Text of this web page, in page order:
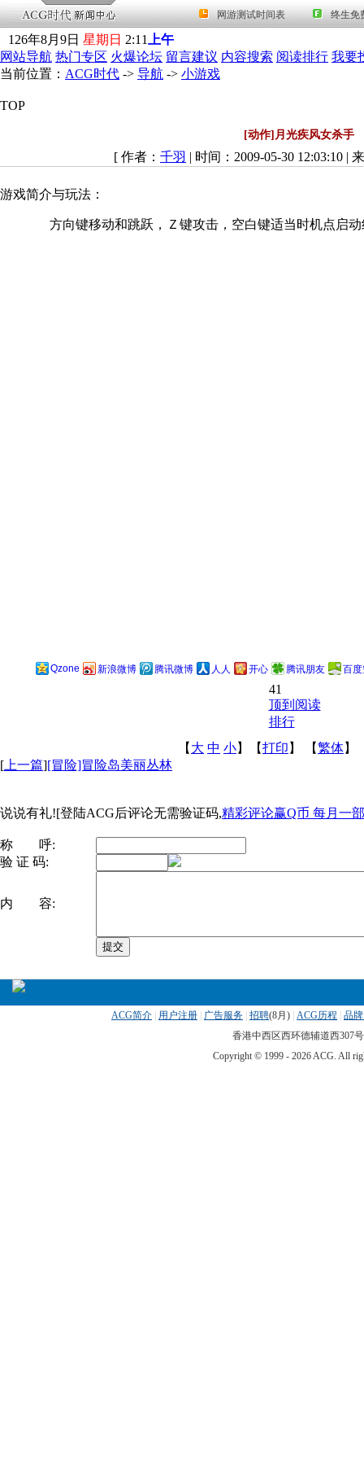
126年8月 9日 星期日 2:11
上午
网站导航 热门专区 火爆论坛 留言建议 内容搜索 阅读排行 我要
当前位置： ACG时代 -> 导航 -> 小游戏
TOP
[动作]月光疾风女杀手
[ 作者： 千羽 | 时间：2009-05-30 12:03:10 |
游戏简介与玩法：
方向键移动和跳跃，Ｚ键攻击，空白键适当时机点启
Qzone 新浪微博 腾讯微博 人人 开心 腾讯朋友 百
41
顶到阅读
排行
【 大 中 小】【打印 】 【繁体】
[ 上一篇][冒险]冒险岛美丽丛林
说说有礼![登陆ACG后评论无需验证码,精彩评论赢Q币 每月一
称 呼:
验 证 码:
内 容:
ACG简介 用户注册 广告服务 招聘(8月) ACG历程
品
香港中西区西环德辅道西307
Copyright © 1999 - 2026 ACG. All